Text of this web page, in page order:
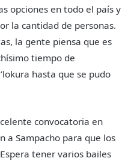
opciones en todo el país y
la cantidad de personas.
la gente piensa que es
tiempo de
hasta que se pudo
convocatoria en
a Sampacho para que los
tener varios bailes